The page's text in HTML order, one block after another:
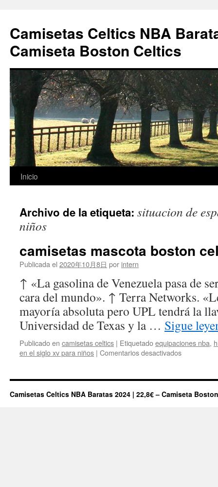
Camisetas Celtics NBA
Camiseta Boston Celtics
Saltar
contenido
Inicio
Archivo de la etiqueta: situacion de
niños
camisetas mascota boston
Publicada el 2020年10月8日 por intern
↑ «La gasolina de Venezuela pasa de
cara del mundo». ↑ Terra Networks.
mayoría absoluta pero UPL tendrá la
Universidad de Texas y la … Sigue
Publicado en camisetas celtics | Etiquetadoequipaciones nba,
en el siglo xv para niños | Comentarios desactivadosen
boston
celtics
Camisetas Celtics NBA Baratas 2024 | 22,8€ – Camiseta